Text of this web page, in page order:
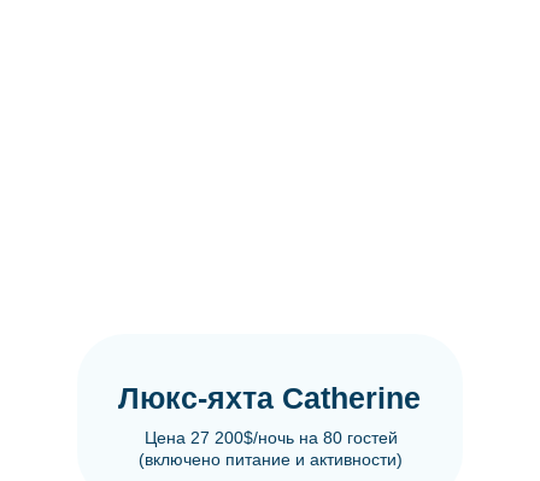
Цена 27 200$/ночь на 80 гостей
(включено питание и активности)
Люкс-яхта Catherine